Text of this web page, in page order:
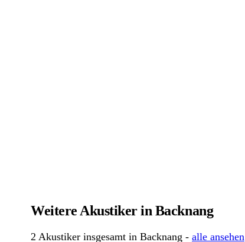
Weitere Akustiker in Backnang
2 Akustiker insgesamt in Backnang - alle ansehen